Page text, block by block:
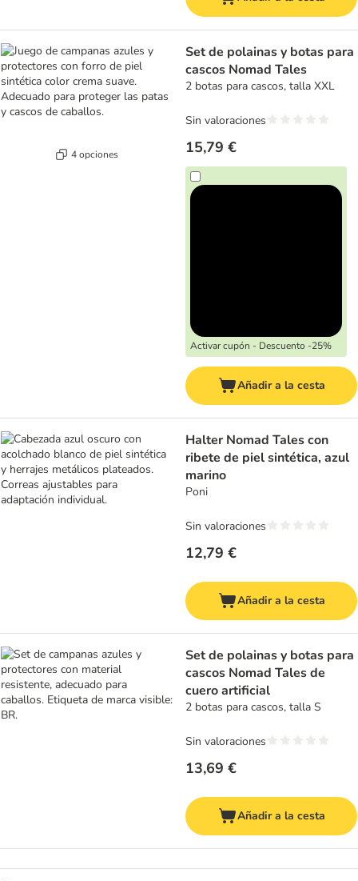
4 opciones
Set de polainas y botas para
cascos Nomad Tales
2 botas para cascos, talla XXL
15,79 €
Activar cupón - Descuento -25%
Sin valoraciones
Añadir a la cesta
Halter Nomad Tales con
ribete de piel sintética, azul
marino
Poni
12,79 €
Sin valoraciones
Añadir a la cesta
Set de polainas y botas para
cascos Nomad Tales de
cuero artificial
2 botas para cascos, talla S
13,69 €
Sin valoraciones
Añadir a la cesta